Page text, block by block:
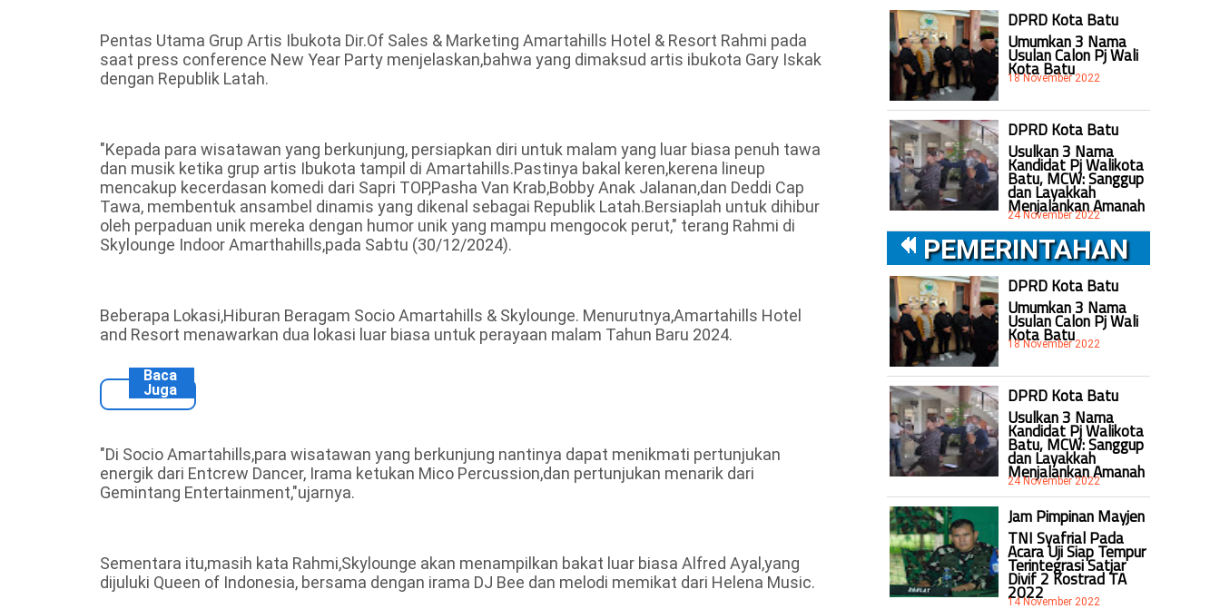
Pentas Utama Grup Artis Ibukota Dir.Of Sales & Marketing Amartahills Hotel & Resort Rahmi pada
saat press conference New Year Party menjelaskan,bahwa yang dimaksud artis ibukota Gary Iskak
dengan Republik Latah.
"Kepada para wisatawan yang berkunjung, persiapkan diri untuk malam yang luar biasa penuh tawa
dan musik ketika grup artis Ibukota tampil di Amartahills.Pastinya bakal keren,kerena lineup
mencakup kecerdasan komedi dari Sapri TOP,Pasha Van Krab,Bobby Anak Jalanan,dan Deddi Cap
Tawa, membentuk ansambel dinamis yang dikenal sebagai Republik Latah.Bersiaplah untuk dihibur
oleh perpaduan unik mereka dengan humor unik yang mampu mengocok perut," terang Rahmi di
Skylounge Indoor Amarthahills,pada Sabtu (30/12/2024).
Beberapa Lokasi,Hiburan Beragam Socio Amartahills & Skylounge. Menurutnya,Amartahills Hotel
and Resort menawarkan dua lokasi luar biasa untuk perayaan malam Tahun Baru 2024.
Baca
Juga
"Di Socio Amartahills,para wisatawan yang berkunjung nantinya dapat menikmati pertunjukan
energik dari Entcrew Dancer, Irama ketukan Mico Percussion,dan pertunjukan menarik dari
Gemintang Entertainment,"ujarnya.
Sementara itu,masih kata Rahmi,Skylounge akan menampilkan bakat luar biasa Alfred Ayal,yang
dijuluki Queen of Indonesia, bersama dengan irama DJ Bee dan melodi memikat dari Helena Music.
DPRD Kota Batu
Umumkan 3 Nama
Usulan Calon Pj Wali
Kota Batu
18 November 2022
DPRD Kota Batu
Usulkan 3 Nama
Kandidat Pj Walikota
Batu, MCW: Sanggup
dan Layakkah
Menjalankan Amanah
24 November 2022
PEMERINTAHAN
DPRD Kota Batu
Umumkan 3 Nama
Usulan Calon Pj Wali
Kota Batu
18 November 2022
DPRD Kota Batu
Usulkan 3 Nama
Kandidat Pj Walikota
Batu, MCW: Sanggup
dan Layakkah
Menjalankan Amanah
24 November 2022
Jam Pimpinan Mayjen
TNI Syafrial Pada
Acara Uji Siap Tempur
Terintegrasi Satjar
Divif 2 Kostrad TA
2022
14 November 2022